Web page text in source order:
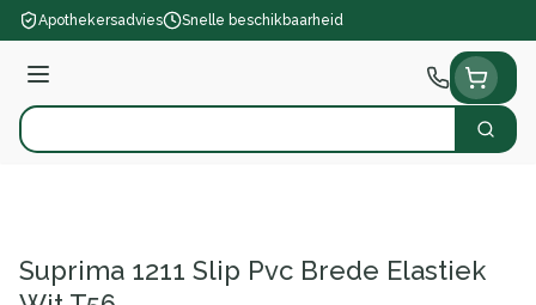
Ga naar de inhoud
Apothekersadvies Snelle beschikbaarheid
Menu
Product, merk, categorie... Zoek
Suprima 1211 Slip Pvc Brede Elastiek